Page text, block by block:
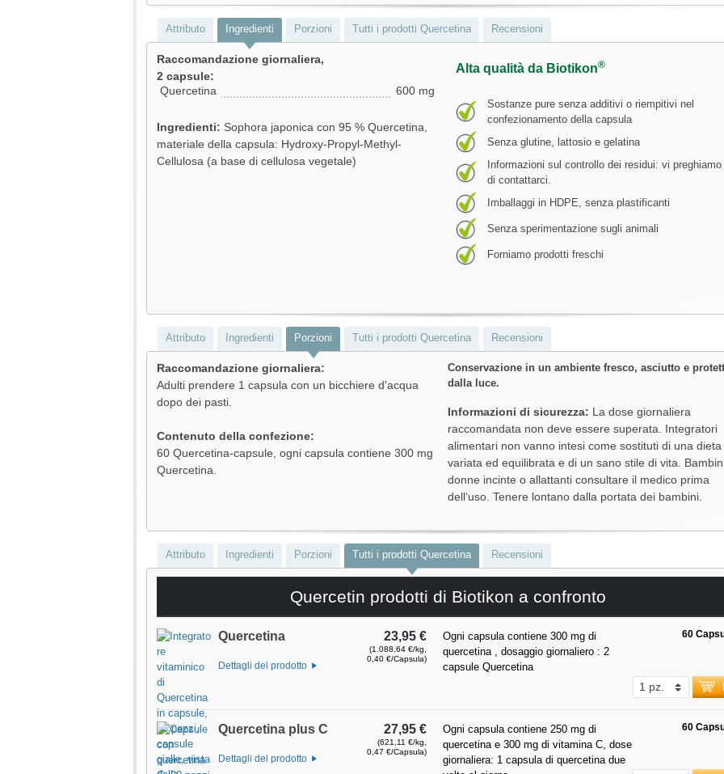
Attributo Ingredienti Porzioni Tutti i prodotti Quercetina Recensioni
Raccomandazione giornaliera,
2 capsule:
Quercetina
600 mg
Ingredienti: Sophora japonica con 95 % Quercetina,
materiale della capsula: Hydroxy-Propyl-Methyl-
Cellulosa (a base di cellulosa vegetale)
Alta qualità da Biotikon®
Sostanze pure senza additivi o riempitivi nel
confezionamento della capsula
Senza glutine, lattosio e gelatina
Informazioni sul controllo dei residui: vi preghiamo
di contattarci.
Imballaggi in HDPE, senza plastificanti
Senza sperimentazione sugli animali
Forniamo prodotti freschi
Attributo Ingredienti Porzioni Tutti i prodotti Quercetina Recensioni
Raccomandazione giornaliera:
Adulti prendere 1 capsula con un bicchiere d'acqua
dopo dei pasti.
Contenuto della confezione:
60 Quercetina-capsule, ogni capsula contiene 300 mg
Quercetina.
Conservazione in un ambiente fresco, asciutto e
dalla luce.
Informazioni di sicurezza: La dose giornaliera
raccomandata non deve essere superata. Integratori
alimentari non vanno intesi come sostituti di una dieta
variata ed equilibrata e di un sano stile di vita.
donne incinte o allattanti consultare il medico prima
dell‘uso. Tenere lontano dalla portata dei bambini.
Attributo Ingredienti Porzioni Tutti i prodotti Quercetina Recensioni
Quercetin prodotti di Biotikon a confronto
Quercetina
Dettagli del prodotto
23,95 €
(1.088,64 €/kg,
0,40 €/Capsula)
Ogni capsula contiene 300 mg di
quercetina , dosaggio giornaliero : 2
capsule Quercetina
60
Quercetina plus C
Dettagli del prodotto
27,95 €
(621,11 €/kg,
0,47 €/Capsula)
Ogni capsula contiene 250 mg di
quercetina e 300 mg di vitamina C, dose
giornaliera: 1 capsula di quercetina due
60